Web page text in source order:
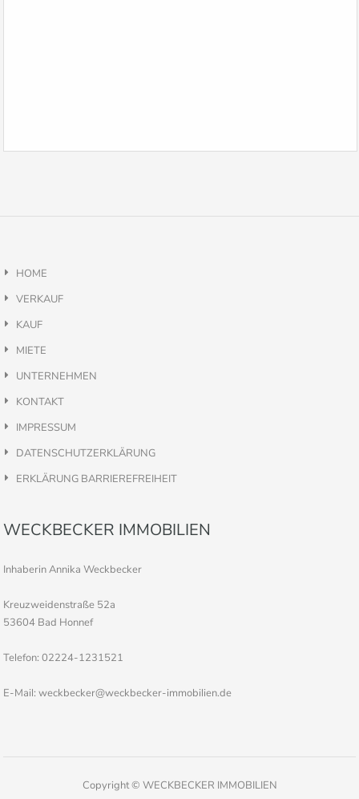
HOME
VERKAUF
KAUF
MIETE
UNTERNEHMEN
KONTAKT
IMPRESSUM
DATENSCHUTZERKLÄRUNG
ERKLÄRUNG BARRIEREFREIHEIT
WECKBECKER IMMOBILIEN
Inhaberin Annika Weckbecker
Kreuzweidenstraße 52a
53604 Bad Honnef
Telefon: 02224-1231521
E-Mail: weckbecker@weckbecker-immobilien.de
Copyright © WECKBECKER IMMOBILIEN